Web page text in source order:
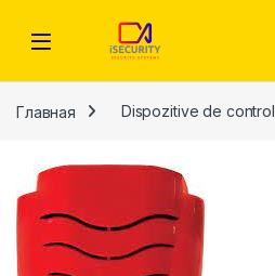
Главная Dispozitive de control